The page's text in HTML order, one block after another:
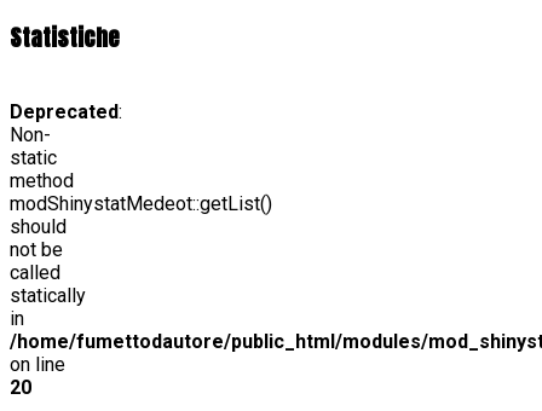
Statistiche
Deprecated:
Non-
static
method
modShinystatMedeot::getList()
should
not be
called
statically
in
/home/fumettodautore/public_html/modules/
on line
20